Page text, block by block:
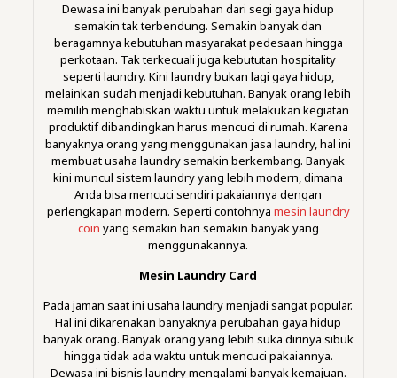
Dewasa ini banyak perubahan dari segi gaya hidup
semakin tak terbendung. Semakin banyak dan
beragamnya kebutuhan masyarakat pedesaan hingga
perkotaan. Tak terkecuali juga kebututan hospitality
seperti laundry. Kini laundry bukan lagi gaya hidup,
melainkan sudah menjadi kebutuhan. Banyak orang lebih
memilih menghabiskan waktu untuk melakukan kegiatan
produktif dibandingkan harus mencuci di rumah. Karena
banyaknya orang yang menggunakan jasa laundry, hal ini
membuat usaha laundry semakin berkembang. Banyak
kini muncul sistem laundry yang lebih modern, dimana
Anda bisa mencuci sendiri pakaiannya dengan
perlengkapan modern. Seperti contohnya mesin laundry
coin yang semakin hari semakin banyak yang
menggunakannya.
Mesin Laundry Card
Pada jaman saat ini usaha laundry menjadi sangat popular.
Hal ini dikarenakan banyaknya perubahan gaya hidup
banyak orang. Banyak orang yang lebih suka dirinya sibuk
hingga tidak ada waktu untuk mencuci pakaiannya.
Dewasa ini bisnis laundry mengalami banyak kemajuan.